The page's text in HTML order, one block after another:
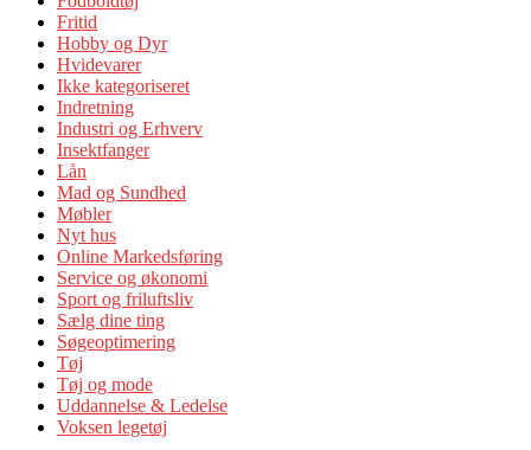
Fritid
Hobby og Dyr
Hvidevarer
Ikke kategoriseret
Indretning
Industri og Erhverv
Insektfanger
Lån
Mad og Sundhed
Møbler
Nyt hus
Online Markedsføring
Service og økonomi
Sport og friluftsliv
Sælg dine ting
Søgeoptimering
Tøj
Tøj og mode
Uddannelse & Ledelse
Voksen legetøj